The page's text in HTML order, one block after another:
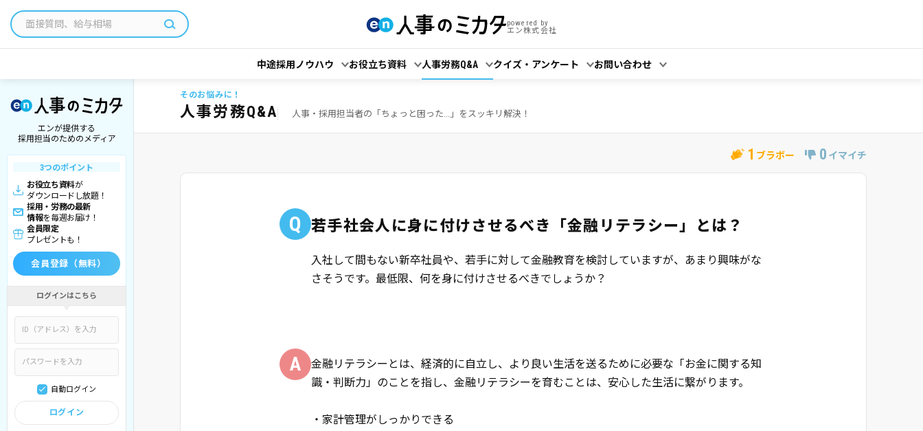
powered by
エン株式会社
中途採用ノウハウ お役立ち資料 人事労務Q&A クイズ・アンケート お問い合わせ
エンが提供する
採用担当のためのメディア
3つのポイント
お役立ち資料が
ダウンロードし放題！
採用・労務の最新
情報を毎週お届け！
会員限定
プレゼントも！
会員登録（無料）
ログインはこちら
自動ログイン
ログイン
そのお悩みに！
人事労務Q&A 人事・採用担当者の「ちょっと困った...」をスッキリ解決！
1 ブラボー 0 イマイチ
Q 若手社会人に身に付けさせるべき「金融リテラシー」とは？
入社して間もない新卒社員や、若手に対して金融教育を検討していますが、あまり興味がな
さそうです。最低限、何を身に付けさせるべきでしょうか？
A
金融リテラシーとは、経済的に自立し、より良い生活を送るために必要な「お金に関する知
識・判断力」のことを指し、金融リテラシーを育むことは、安心した生活に繋がります。
・家計管理がしっかりできる